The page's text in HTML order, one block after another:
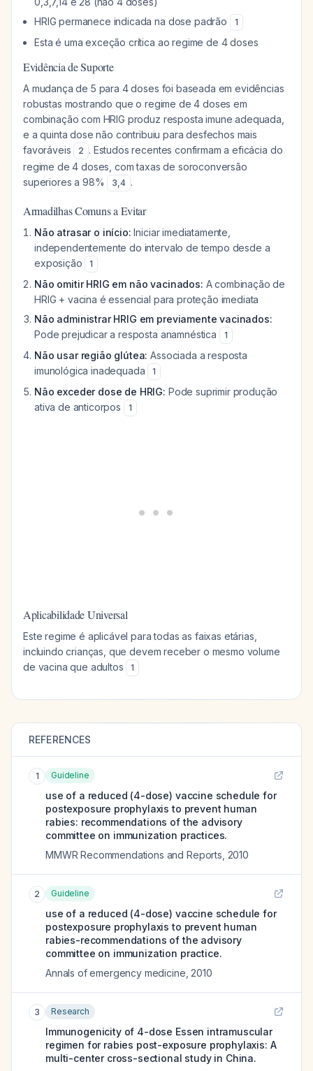
HRIG permanece indicada na dose padrão
1
Esta é uma exceção crítica ao regime de 4 doses
Evidência de Suporte
A mudança de 5 para 4 doses foi baseada em evidências
robustas mostrando que o regime de 4 doses em
combinação com HRIG produz resposta imune adequada,
e a quinta dose não contribuiu para desfechos mais
favoráveis
2 . Estudos recentes confirmam a eficácia do
regime de 4 doses, com taxas de soroconversão
superiores a 98%
3,4 .
Armadilhas Comuns a Evitar
Não atrasar o início: Iniciar imediatamente,
independentemente do intervalo de tempo desde a
exposição
1
Não omitir HRIG em não vacinados: A combinação de
HRIG + vacina é essencial para proteção imediata
Não administrar HRIG em previamente vacinados:
Pode prejudicar a resposta anamnéstica
1
Não usar região glútea: Associada a resposta
imunológica inadequada
1
Não exceder dose de HRIG: Pode suprimir produção
ativa de anticorpos
1
Aplicabilidade Universal
Este regime é aplicável para todas as faixas etárias,
incluindo crianças, que devem receber o mesmo volume
de vacina que adultos
1
REFERENCES
1 Guideline
use of a reduced (4-dose) vaccine schedule for
postexposure prophylaxis to prevent human
rabies: recommendations of the advisory
committee on immunization practices.
MMWR Recommendations and Reports 2010
2 Guideline
use of a reduced (4-dose) vaccine schedule for
postexposure prophylaxis to prevent human
rabies-recommendations of the advisory
committee on immunization practice.
Annals of emergency medicine 2010
3 Research
Immunogenicity of 4-dose Essen intramuscular
regimen for rabies post-exposure prophylaxis: A
multi-center cross-sectional study in China.